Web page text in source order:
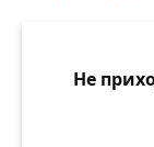
Не